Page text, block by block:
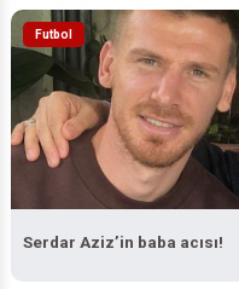
Futbol
Serdar Aziz’in baba acısı!